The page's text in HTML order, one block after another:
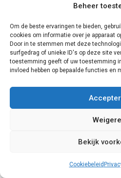
Beheer
Om de beste ervaringen te bieden,
cookies om informatie over je apparaat
Door in te stemmen met deze
surfgedrag of unieke ID's op deze site
toestemming geeft of uw toestemming
invloed hebben op bepaalde functies en
Bekijk
Cookiebeleid
ramen en platen van
een uitermate
voor gebruik bij
Bovendien is het bedrijf
milieubewust.
Knipping